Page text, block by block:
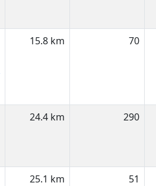
15.8 km 70
24.4 km 290
25.1 km 51